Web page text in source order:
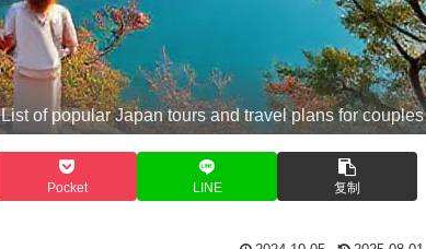
List of popular Japan tours and travel plans for couples
Pocket LINE 复制